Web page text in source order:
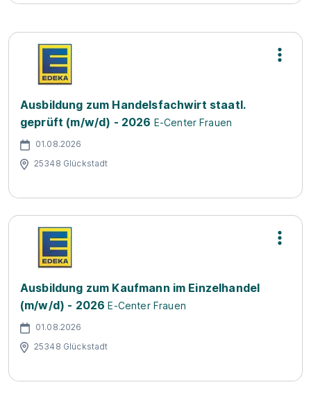
Ausbildung zum Handelsfachwirt staatl.
geprüft (m/w/d) - 2026 E-Center Frauen
01.08.2026
25348 Glückstadt
Ausbildung zum Kaufmann im Einzelhandel
(m/w/d) - 2026 E-Center Frauen
01.08.2026
25348 Glückstadt